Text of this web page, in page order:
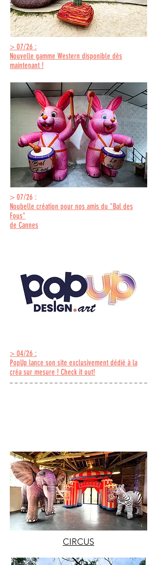
> 07/26 :
Nouvelle gamme Western disponible dès
maintenant !
> 07/26 :
Noubelle création pour nos amis du "Bal des
Fous"
de Cannes
> 04/26 :
PopUp lance son site exclusivement dédié à la
créa sur mesure ! Check it out!
CIRCUS